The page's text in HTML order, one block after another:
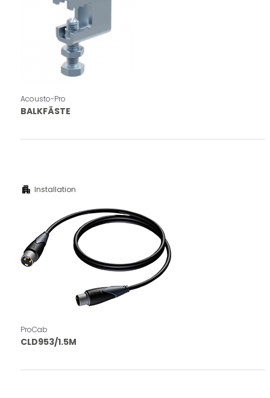
Guide gällande placering av krympslang
Acousto-Pro
BALKFÄSTE
apartment Installation
ProCab
CLD953/1.5M